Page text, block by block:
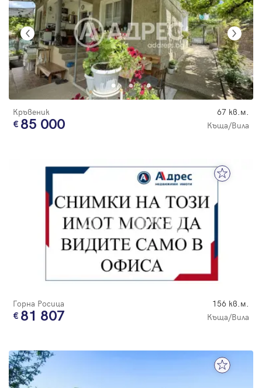
Кръвеник 67 кв.м.
85 000 Къща/Вила
Горна Росица 156 кв.м.
81 807 Къща/Вила